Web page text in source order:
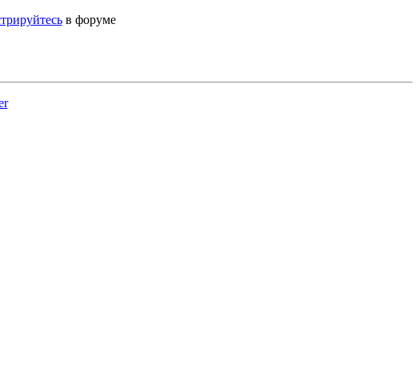
в форуме